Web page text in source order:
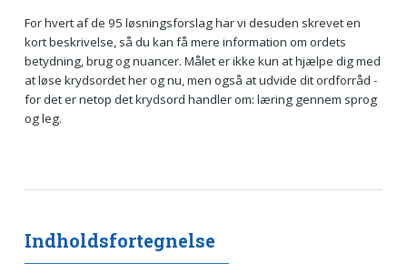
For hvert af de 95 løsningsforslag har vi desuden skrevet en
kort beskrivelse, så du kan få mere information om ordets
betydning, brug og nuancer. Målet er ikke kun at hjælpe dig med
at løse krydsordet her og nu, men også at udvide dit ordforråd -
for det er netop det krydsord handler om: læring gennem sprog
og leg.
Indholdsfortegnelse